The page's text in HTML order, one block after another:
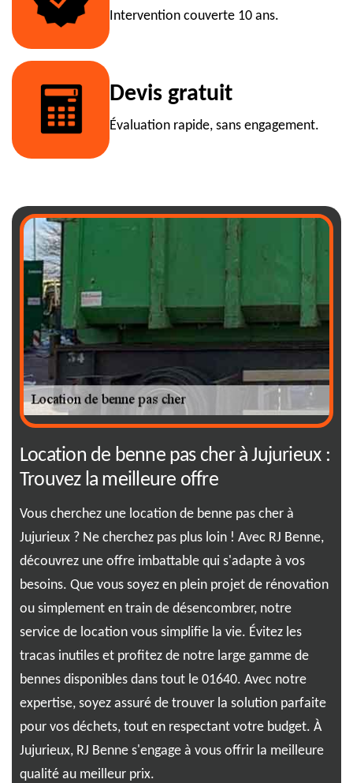
Intervention couverte 10 ans.
Devis gratuit
Évaluation rapide, sans engagement.
Location de benne pas cher à Jujurieux :
Trouvez la meilleure offre
Vous cherchez une location de benne pas cher à
Jujurieux ? Ne cherchez pas plus loin ! Avec RJ Benne,
découvrez une offre imbattable qui s'adapte à vos
besoins. Que vous soyez en plein projet de rénovation
ou simplement en train de désencombrer, notre
service de location vous simplifie la vie. Évitez les
tracas inutiles et profitez de notre large gamme de
bennes disponibles dans tout le 01640. Avec notre
expertise, soyez assuré de trouver la solution parfaite
pour vos déchets, tout en respectant votre budget. À
Jujurieux, RJ Benne s'engage à vous offrir la meilleure
qualité au meilleur prix.